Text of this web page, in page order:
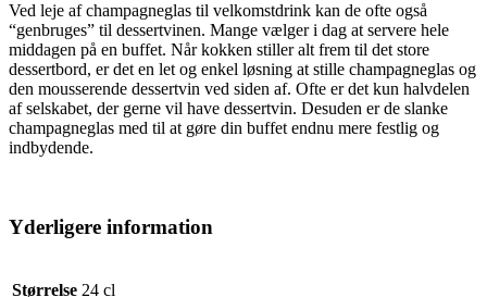
Ved leje af champagneglas til velkomstdrink kan de ofte også
“genbruges” til dessertvinen. Mange vælger i dag at servere hele
middagen på en buffet. Når kokken stiller alt frem til det store
dessertbord, er det en let og enkel løsning at stille champagneglas og
den mousserende dessertvin ved siden af. Ofte er det kun halvdelen
af selskabet, der gerne vil have dessertvin. Desuden er de slanke
champagneglas med til at gøre din buffet endnu mere festlig og
indbydende.
Yderligere information
Størrelse 24 cl